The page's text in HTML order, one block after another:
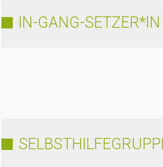
IN-GANG-SETZER*IN